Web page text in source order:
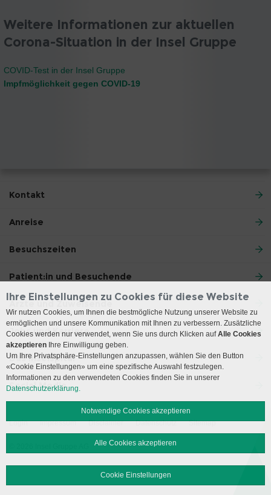
Weitere Informationen zur aktuellen
Corona-Situation in der Insel Gruppe
COVID-Test in der Insel Gruppe
Impfmöglichkeit gegen COVID-19
Kontakt
Anreise
Besuchszeiten
Patient:in und Besuchende
Ärzte und Zuweisende
Jobs und Karriere
Das Inselspital
Social Media
Login Impressum Disclaimer Datenschutz Sitemap
Ihre Einstellungen zu Cookies für diese Website
Wir nutzen Cookies, um Ihnen die bestmögliche Nutzung unserer Website zu
ermöglichen und unsere Kommunikation mit Ihnen zu verbessern. Zusätzliche
Cookies werden nur verwendet, wenn Sie uns durch Klicken aufAlle Cookies
akzeptieren Ihre Einwilligung geben.
Um Ihre Privatsphäre-Einstellungen anzupassen, wählen Sie den Button
«Cookie Einstellungen» um eine spezifische Auswahl festzulegen.
Informationen zu den verwendeten Cookies finden Sie in unserer
Datenschutzerklärung.
Notwendige Cookies akzeptieren
Alle Cookies akzeptieren
Cookie Einstellungen